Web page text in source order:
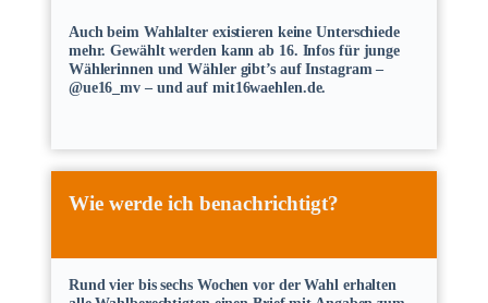
Auch beim Wahlalter existieren keine Unterschiede
mehr. Gewählt werden kann ab 16. Infos für junge
Wählerinnen und Wähler gibt’s auf Instagram –
@ue16_mv – und auf mit16waehlen.de.
Wie werde ich benachrichtigt?
Rund vier bis sechs Wochen vor der Wahl erhalten